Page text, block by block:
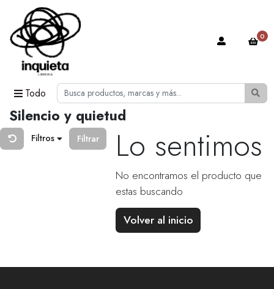
Todo
0
Silencio y quietud
Filtros Filtrar Lo sentimos
No encontramos el producto que
estas buscando
Volver al inicio